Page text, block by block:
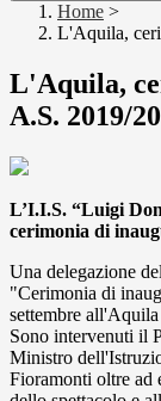
Home >
L'Aquila,
L'Aquila,
A.S. 2019/
L’I.I.S. “Luigi
cerimonia di
Una delegazione
"Cerimonia di
settembre
Sono intervenuti il
Ministro
Fioramonti oltre ad